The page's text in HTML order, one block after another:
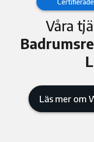
Våra
Läs mer om